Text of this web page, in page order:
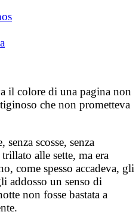
il colore di una pagina non
che non prometteva
scosse, senza
alle sette, ma era
come spesso accadeva, gli
addosso un senso di
non fosse bastata a